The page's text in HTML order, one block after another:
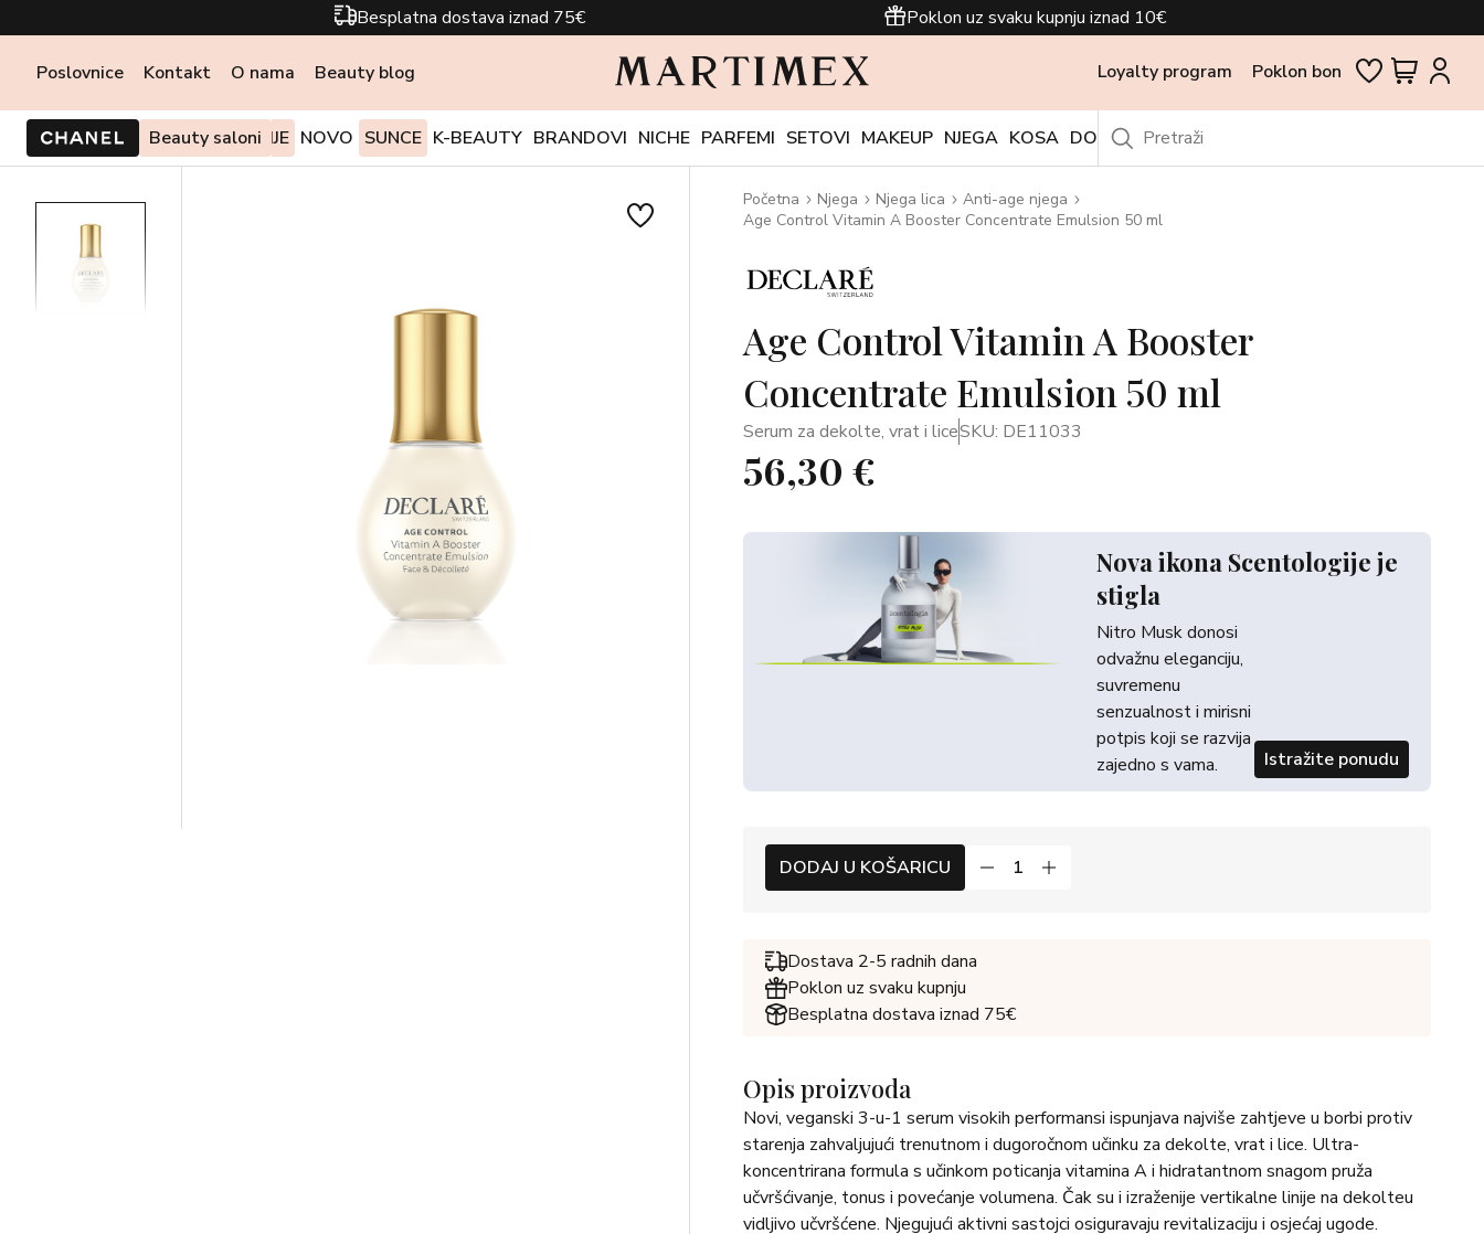
Besplatna dostava iznad 75€ Poklon uz svaku kupnju iznad 10€
Poslovnice Kontakt O nama Beauty blog Loyalty program Poklon bon
Beauty saloni
PONUDE I AKCIJE NOVO SUNCE K-BEAUTY BRANDOVI NICHE PARFEMI SETOVI MAKEUP NJEGA KOSA DODACI OUTLET
Početna Njega Njega lica
Anti-age njega
Age Control Vitamin A Booster Concentrate Emulsion 50 ml
Age Control Vitamin A Booster
Concentrate Emulsion 50 ml
Serum za dekolte, vrat i liceSKU: DE11033
56,30 €
Nova ikona Scentologije je
stigla
Nitro Musk donosi
odvažnu eleganciju,
suvremenu
senzualnost i mirisni
potpis koji se razvija
zajedno s vama.
Istražite ponudu
DODAJ U KOŠARICU
Dostava 2-5 radnih dana
Poklon uz svaku kupnju
Besplatna dostava iznad 75€
Opis proizvoda
Novi, veganski 3-u-1 serum visokih performansi ispunjava najviše zahtjeve u borbi protiv
starenja zahvaljujući trenutnom i dugoročnom učinku za dekolte, vrat i lice. Ultra-
koncentrirana formula s učinkom poticanja vitamina A i hidratantnom snagom pruža
učvršćivanje, tonus i povećanje volumena. Čak su i izraženije vertikalne linije na dekolteu
vidljivo učvršćene. Njegujući aktivni sastojci osiguravaju revitalizaciju i osjećaj ugode.